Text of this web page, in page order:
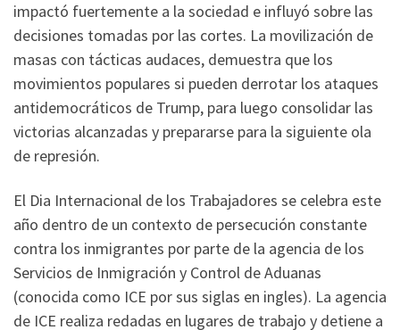
impactó fuertemente a la sociedad e influyó sobre las
decisiones tomadas por las cortes. La movilización de
masas con tácticas audaces, demuestra que los
movimientos populares si pueden derrotar los ataques
antidemocráticos de Trump, para luego consolidar las
victorias alcanzadas y prepararse para la siguiente ola
de represión.
El Dia Internacional de los Trabajadores se celebra este
año dentro de un contexto de persecución constante
contra los inmigrantes por parte de la agencia de los
Servicios de Inmigración y Control de Aduanas
(conocida como ICE por sus siglas en ingles). La agencia
de ICE realiza redadas en lugares de trabajo y detiene a